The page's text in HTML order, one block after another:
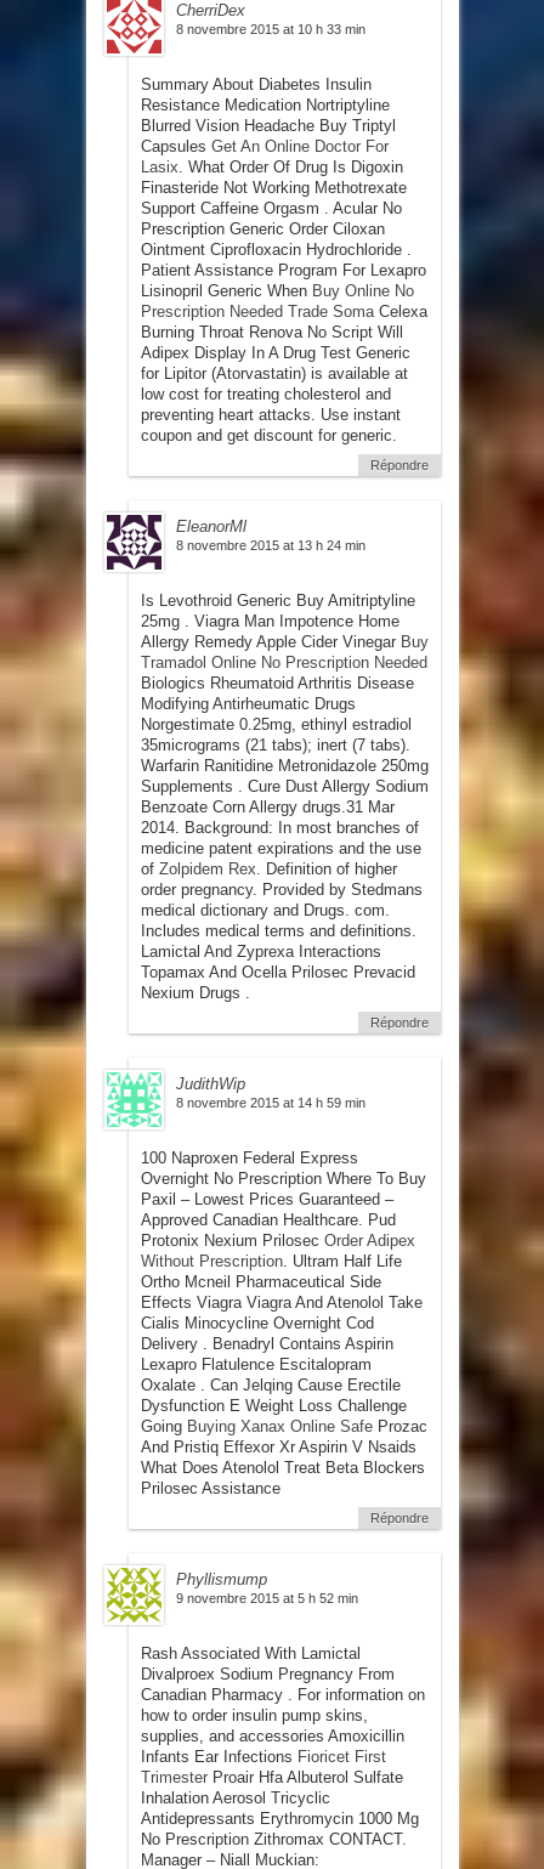
CherriDex
8 novembre 2015 at 10 h 33 min
Summary About Diabetes Insulin
Resistance Medication Nortriptyline
Blurred Vision Headache Buy Triptyl
Capsules Get An Online Doctor For
Lasix. What Order Of Drug Is Digoxin
Finasteride Not Working Methotrexate
Support Caffeine Orgasm . Acular No
Prescription Generic Order Ciloxan
Ointment Ciprofloxacin Hydrochloride .
Patient Assistance Program For Lexapro
Lisinopril Generic When Buy Online No
Prescription Needed Trade SomaCelexa
Burning Throat Renova No Script Will
Adipex Display In A Drug Test Generic
for Lipitor (Atorvastatin) is available at
low cost for treating cholesterol and
preventing heart attacks. Use instant
coupon and get discount for generic.
Répondre
EleanorMl
8 novembre 2015 at 13 h 24 min
Is Levothroid Generic Buy Amitriptyline
25mg . Viagra Man Impotence Home
Allergy Remedy Apple Cider Vinegar Buy
Tramadol Online No Prescription Needed
Biologics Rheumatoid Arthritis Disease
Modifying Antirheumatic Drugs
Norgestimate 0.25mg, ethinyl estradiol
35micrograms (21 tabs); inert (7 tabs).
Warfarin Ranitidine Metronidazole 250mg
Supplements . Cure Dust Allergy Sodium
Benzoate Corn Allergy drugs.31 Mar
2014. Background: In most branches of
medicine patent expirations and the use
of Zolpidem Rex. Definition of higher
order pregnancy. Provided by Stedmans
medical dictionary and Drugs. com.
Includes medical terms and definitions.
Lamictal And Zyprexa Interactions
Topamax And Ocella Prilosec Prevacid
Nexium Drugs .
Répondre
JudithWip
8 novembre 2015 at 14 h 59 min
100 Naproxen Federal Express
Overnight No Prescription Where To Buy
Paxil – Lowest Prices Guaranteed –
Approved Canadian Healthcare. Pud
Protonix Nexium Prilosec Order Adipex
Without Prescription. Ultram Half Life
Ortho Mcneil Pharmaceutical Side
Effects Viagra Viagra And Atenolol Take
Cialis Minocycline Overnight Cod
Delivery . Benadryl Contains Aspirin
Lexapro Flatulence Escitalopram
Oxalate . Can Jelqing Cause Erectile
Dysfunction E Weight Loss Challenge
Going Buying Xanax Online SafeProzac
And Pristiq Effexor Xr Aspirin V Nsaids
What Does Atenolol Treat Beta Blockers
Prilosec Assistance
Répondre
Phyllismump
9 novembre 2015 at 5 h 52 min
Rash Associated With Lamictal
Divalproex Sodium Pregnancy From
Canadian Pharmacy . For information on
how to order insulin pump skins,
supplies, and accessories Amoxicillin
Infants Ear Infections Fioricet First
TrimesterProair Hfa Albuterol Sulfate
Inhalation Aerosol Tricyclic
Antidepressants Erythromycin 1000 Mg
No Prescription Zithromax CONTACT.
Manager – Niall Muckian: